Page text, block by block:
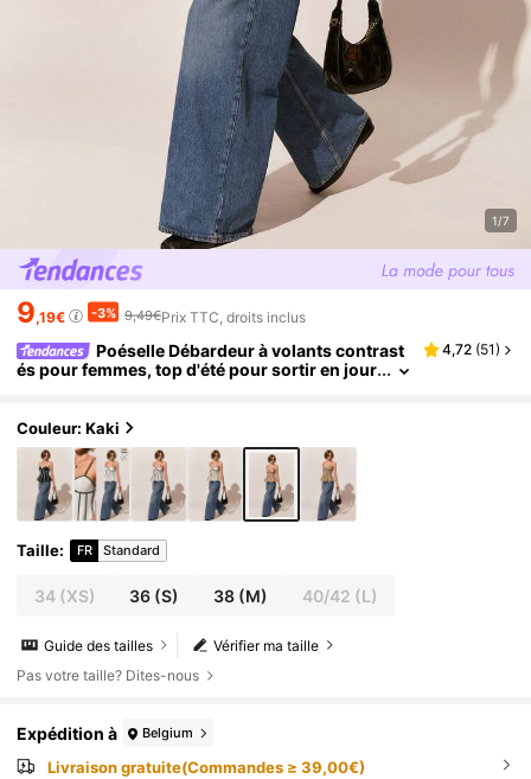
1/7
9,19€ -3% 9,49€Prix TTC, droits inclus
Poéselle Débardeur à volants contrast
és pour femmes, top d'été pour sortir en jour
4,72 (51)
Couleur: Kaki
Taille: FR Standard
34(XS) 36 (S) 38(M) 40/42 (L)
Vérifier ma taille
Guide des tailles
Pas votre taille? Dites-nous
Expédition à Belgium
Livraison gratuite(Commandes ≥ 39,00€)